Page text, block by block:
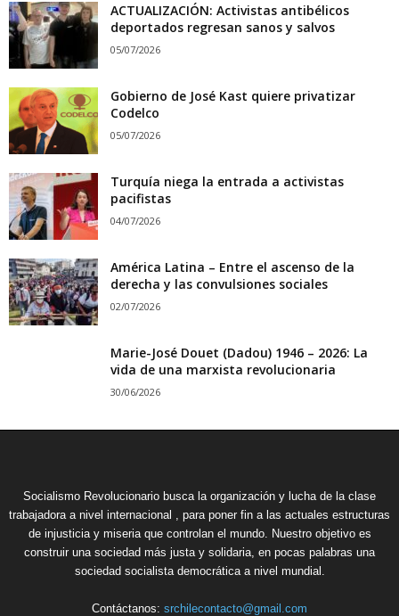
ACTUALIZACIÓN: Activistas antibélicos
deportados regresan sanos y salvos
05/07/2026
Gobierno de José Kast quiere privatizar
Codelco
05/07/2026
Turquía niega la entrada a activistas
pacifistas
04/07/2026
América Latina – Entre el ascenso de la
derecha y las convulsiones sociales
02/07/2026
Marie-José Douet (Dadou) 1946 – 2026: La
vida de una marxista revolucionaria
30/06/2026
Socialismo Revolucionario busca la organización y lucha de la clase
trabajadora a nivel internacional , para poner fin a las actuales estructuras
de injusticia y miseria que controlan el mundo. Nuestro objetivo es
construir una sociedad más justa y solidaria, en pocas palabras una
sociedad socialista democrática a nivel mundial.
Contáctanos: srchilecontacto@gmail.com